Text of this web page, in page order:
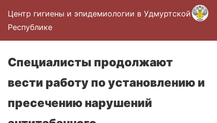
Центр гигиены и эпидемиологии в Удмуртской
Республике
Специалисты продолжают
вести работу по установлению и
пресечению нарушений